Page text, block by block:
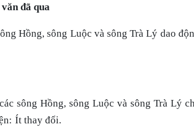
đã qua
sông Luộc và sông Trà Lý dao
sông Hồng, sông Luộc và sông Trà Lý
Ít thay đổi.